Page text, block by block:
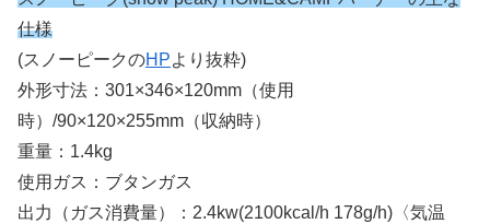
仕様
(スノーピークのHPより抜粋)
外形寸法：301×346×120mm（使用
時）/90×120×255mm（収納時）
重量：1.4kg
使用ガス：ブタンガス
出力（ガス消費量）：2.4kw(2100kcal/h 178g/h)〈気温